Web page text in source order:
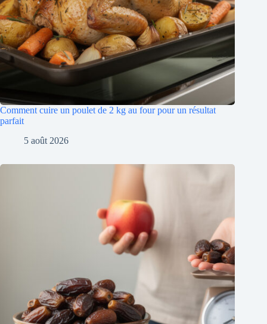
Comment cuire un poulet de 2 kg au four pour un résultat
parfait
5 août 2026